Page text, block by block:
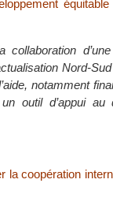
Nord-
notamment
outil d’appui au
la coopération